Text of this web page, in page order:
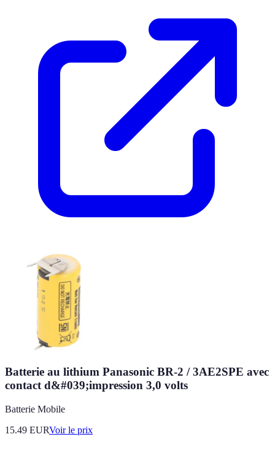
Batterie au lithium Panasonic BR-2 / 3AE2SPE avec
contact d&#039;impression 3,0 volts
Batterie Mobile
15.49 EURVoir le prix